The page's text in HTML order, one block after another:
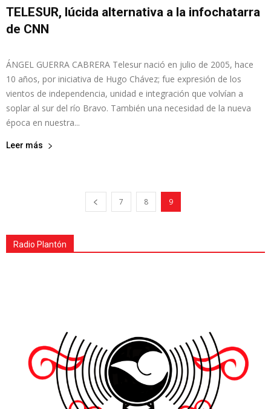
TELESUR, lúcida alternativa a la infochatarra
de CNN
admin - julio 17, 2015
ÁNGEL GUERRA CABRERA Telesur nació en julio de 2005, hace
10 años, por iniciativa de Hugo Chávez; fue expresión de los
vientos de independencia, unidad e integración que volvían a
soplar al sur del río Bravo. También una necesidad de la nueva
época en nuestra...
Leer más
7 8 9
Radio Plantón